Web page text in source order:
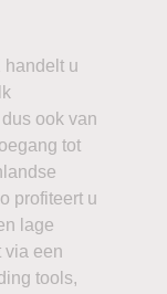
handelt u
ook van
tot
profiteert u
lage
via een
tools,